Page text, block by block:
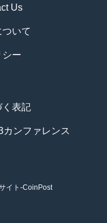
Us
いて
シー
く表記
ンファレンス
イト-CoinPost